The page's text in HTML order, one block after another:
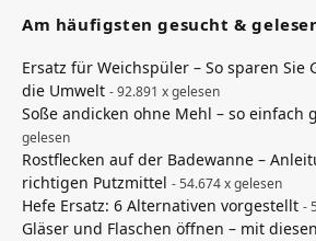
Am häufigsten gesucht &
Ersatz für Weichspüler – So sparen Sie
die Umwelt - 92.891 x gelesen
Soße andicken ohne Mehl – so einfach
gelesen
Rostflecken auf der Badewanne –
richtigen Putzmittel - 54.674 x gelesen
Hefe Ersatz: 6 Alternativen vorgestellt -
Gläser und Flaschen öffnen – mit